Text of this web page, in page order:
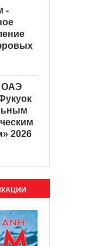
-
ОАЭ
2026